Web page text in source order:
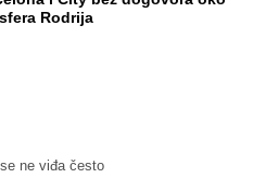
Rodrija
ne viđa često